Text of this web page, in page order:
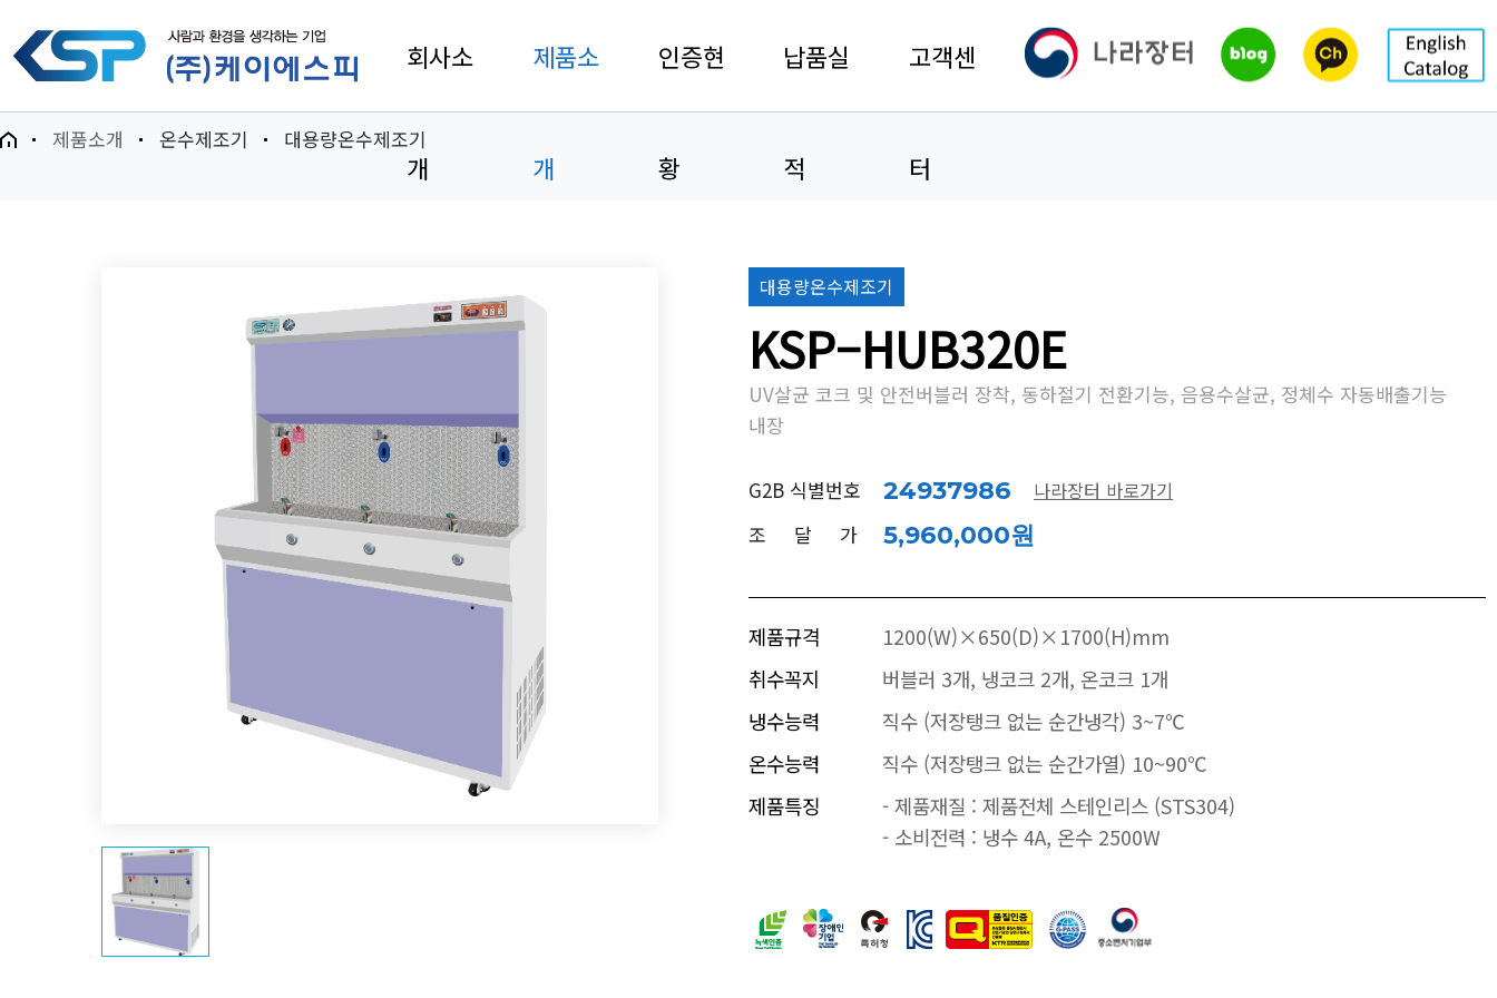
회사소
개
제품소
개
인증현
황
납품실
적
고객센
터
제품소개 온수제조기 대용량온수제조기
대용량온수제조기
KSP–HUB320E
UV살균 코크 및 안전버블러 장착, 동하절기 전환기능, 음용수살균, 정체수 자동배출기능
내장
G2B 식별번호 24937986 나라장터 바로가기
조 달 가 5,960,000원
제품규격
1200(W)×650(D)×1700(H)mm
취수꼭지
버블러 3개, 냉코크 2개, 온코크 1개
냉수능력
직수 (저장탱크 없는 순간냉각) 3~7℃
온수능력
직수 (저장탱크 없는 순간가열) 10~90℃
제품특징
- 제품재질 : 제품전체 스테인리스 (STS304)
- 소비전력 : 냉수 4A, 온수 2500W